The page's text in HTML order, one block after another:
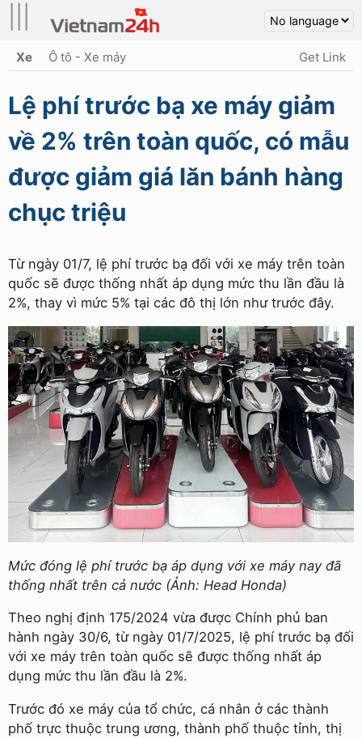
Xe Ô tô - Xe máy Get Link
Lệ phí trước bạ xe máy giảm
về 2% trên toàn quốc, có mẫu
được giảm giá lăn bánh hàng
chục triệu
Từ ngày 01/7, lệ phí trước bạ đối với xe máy trên toàn
quốc sẽ được thống nhất áp dụng mức thu lần đầu là
2%, thay vì mức 5% tại các đô thị lớn như trước đây.
Mức đóng lệ phí trước bạ áp dụng với xe máy nay đã
thống nhất trên cả nước (Ảnh: Head Honda)
Theo nghị định 175/2024 vừa được Chính phủ ban
hành ngày 30/6, từ ngày 01/7/2025, lệ phí trước bạ đối
với xe máy trên toàn quốc sẽ được thống nhất áp
dụng mức thu lần đầu là 2%.
Trước đó xe máy của tổ chức, cá nhân ở các thành
phố trực thuộc trung ương, thành phố thuộc tỉnh, thị